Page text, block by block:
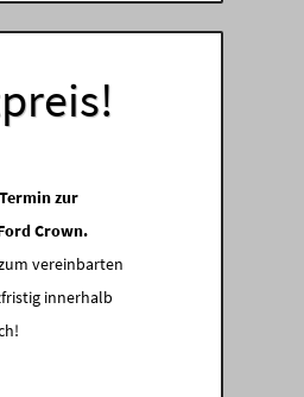
zur
Crown.
vereinbarten
innerhalb